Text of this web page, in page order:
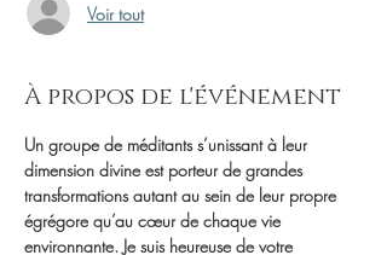
Voir tout
À propos de l'événement
Un groupe de méditants s’unissant à leur
dimension divine est porteur de grandes
transformations autant au sein de leur propre
égrégore qu’au cœur de chaque vie
environnante. Je suis heureuse de votre